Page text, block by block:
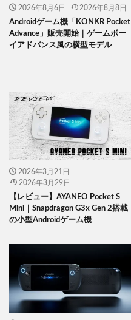
2026年8月6日 2026年8月8日
Androidゲーム機「KONKR Pocket
Advance」販売開始｜ゲームボー
イアドバンス風の横型モデル
2026年3月21日
2026年3月29日
【レビュー】AYANEO Pocket S
Mini｜Snapdragon G3x Gen 2搭載
の小型Androidゲーム機